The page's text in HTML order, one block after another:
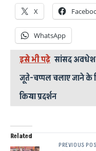
X
WhatsApp
इसे भी पढ़े सांसद अवधेश
जूते-चप्पल चलाए जाने के
किया प्रदर्शन
Related
PREVIOUS